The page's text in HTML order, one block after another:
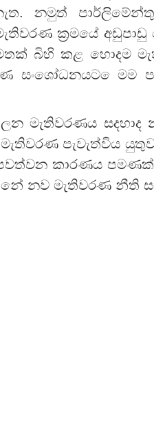
නමුත්
ක්‍රමයේ
බිහි කළ හොදම
සංශෝධනයට ෙමම
මැතිවරණය සදහාද
පැවැත්විය
කාරණය
නව මැතිවරණ නීති